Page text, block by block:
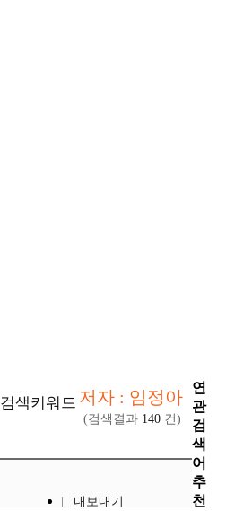
검색키워드 저자 : 임정아
(검색결과 140 건)
내보내기
연
관
검
색
어
추
천